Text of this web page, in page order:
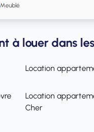
Meublé
à louer dans
Location
Location
Cher